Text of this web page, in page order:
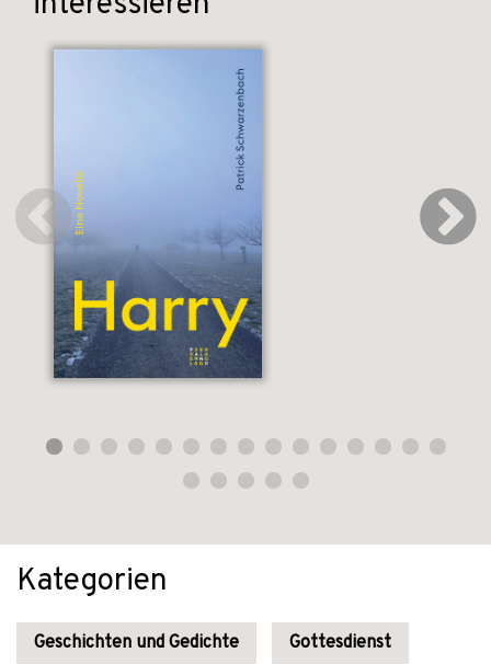
Kategorien
Geschichten und Gedichte Gottesdienst